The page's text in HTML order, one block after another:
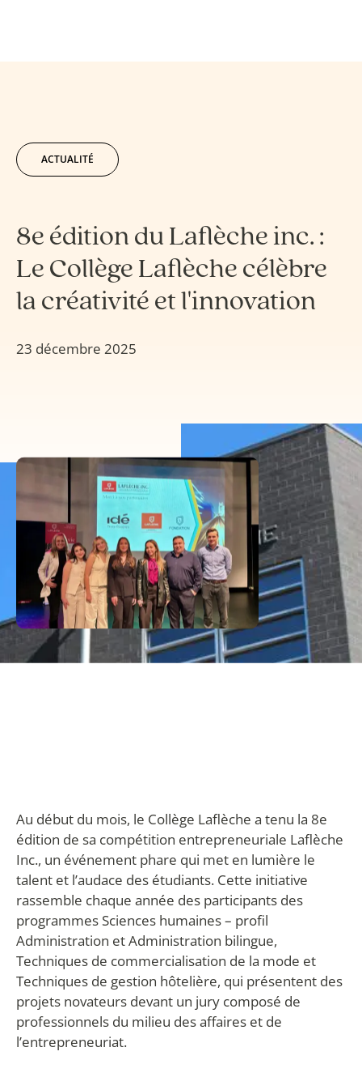
ACTUALITÉ
8e édition du Laflèche inc. :
Le Collège Laflèche célèbre
la créativité et l'innovation
23 décembre 2025
Au début du mois, le Collège Laflèche a tenu la 8e
édition de sa compétition entrepreneuriale Laflèche
Inc., un événement phare qui met en lumière le
talent et l’audace des étudiants. Cette initiative
rassemble chaque année des participants des
programmes Sciences humaines – profil
Administration et Administration bilingue,
Techniques de commercialisation de la mode et
Techniques de gestion hôtelière, qui présentent des
projets novateurs devant un jury composé de
professionnels du milieu des affaires et de
l’entrepreneuriat.